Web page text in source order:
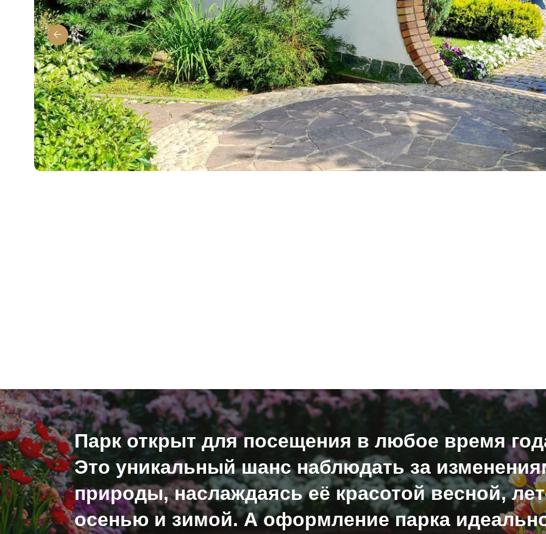
Парк открыт для посещения в любое время
Это уникальный шанс наблюдать за
природы, наслаждаясь её красотой весной,
осенью и зимой. А оформление парка